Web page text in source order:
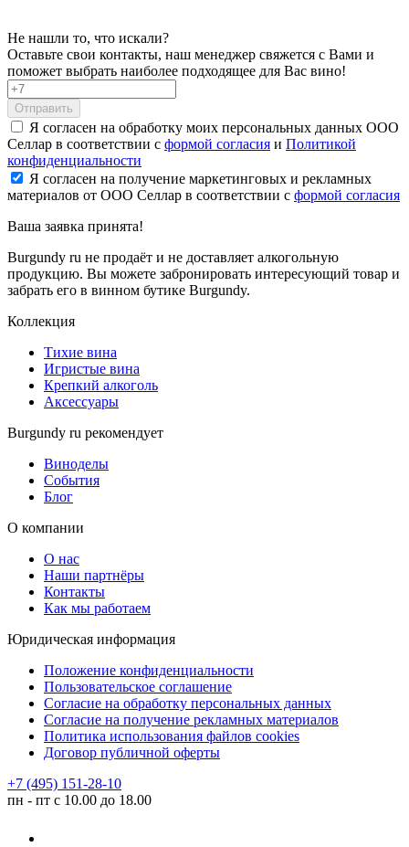
Не нашли то, что искали?
Оставьте свои контакты, наш менеджер свяжется с Вами и
поможет выбрать наиболее подходящее для Вас вино!
Отправить
Я согласен на обработку моих персональных данных ООО
Селлар в соответствии с формой согласия и Политикой
конфиденциальности
Я согласен на получение маркетинговых и рекламных
материалов от ООО Селлар в соответствии с формой согласия
Ваша заявка принята!
Burgundy ru не продаёт и не доставляет алкогольную
продукцию. Вы можете забронировать интересующий товар и
забрать его в винном бутике Burgundy.
Коллекция
Тихие вина
Игристые вина
Крепкий алкоголь
Аксессуары
Burgundy ru рекомендует
Виноделы
События
Блог
О компании
О нас
Наши партнёры
Контакты
Как мы работаем
Юридическая информация
Положение конфиденциальности
Пользовательское соглашение
Согласие на обработку персональных данных
Согласие на получение рекламных материалов
Политика использования файлов cookies
Договор публичной оферты
+7 (495) 151-28-10
пн - пт с 10.00 до 18.00